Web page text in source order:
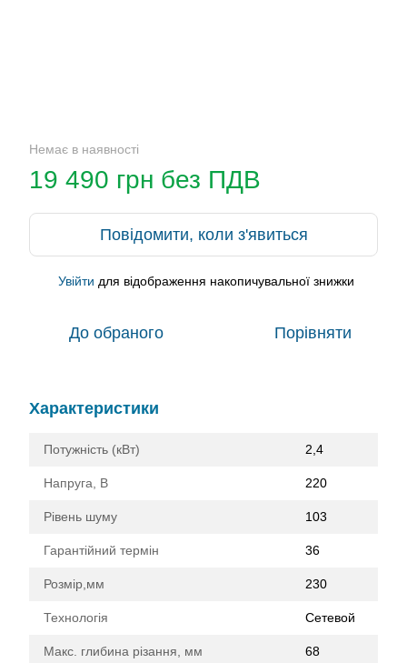
Немає в наявності
19 490 грн без ПДВ
Повідомити, коли з'явиться
Увійти для відображення накопичувальної знижки
До обраного Порівняти
Характеристики
Потужність (кВт) 2,4
Напруга, В 220
Рівень шуму 103
Гарантійний термін 36
Розмір,мм 230
Технологія Сетевой
Макс. глибина різання, мм 68